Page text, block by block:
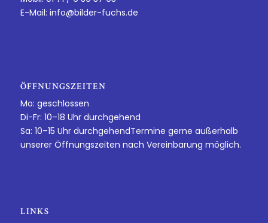
E-Mail: info@bilder-fuchs.de
ÖFFNUNGSZEITEN
Mo: geschlossen
Di-Fr: 10–18 Uhr durchgehend
Sa: 10–15 Uhr durchgehendTermine gerne außerhalb
unserer Öffnungszeiten nach Vereinbarung möglich.
LINKS